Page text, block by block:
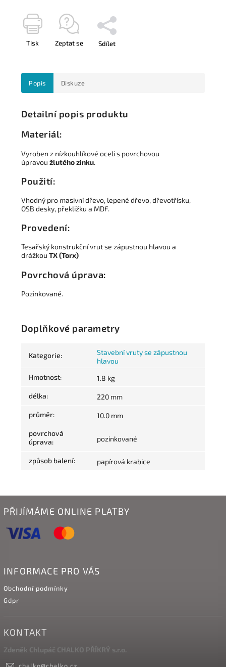
Tisk Zeptat se Sdílet
Popis Diskuze
Detailní popis produktu
Materiál:
Vyroben z nízkouhlíkové oceli s povrchovou
úpravou žlutého zinku.
Použití:
Vhodný pro masivní dřevo, lepené dřevo, dřevotřísku,
OSB desky, překližku a MDF.
Provedení:
Tesařský konstrukční vrut se zápustnou hlavou a
drážkou TX (Torx)
Povrchová úprava:
Pozinkované.
Doplňkové parametry
Kategorie:
Stavební vruty se zápustnou
hlavou
Hmotnost: 1.8 kg
délka: 220 mm
průměr: 10.0 mm
povrchová
úprava: pozinkované
způsob balení: papírová krabice
PŘIJÍMÁME ONLINE PLATBY
INFORMACE PRO VÁS
Obchodní podmínky
Gdpr
KONTAKT
Zdeněk Chlupáč CHALKO PŘÍKRÝ s.r.o.